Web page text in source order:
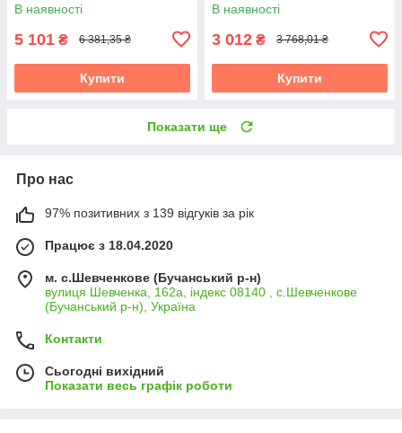
В наявності
5 101 ₴ 6 381,35 ₴
Купити
В наявності
3 012 ₴ 3 768,01 ₴
Купити
Показати ще
Про нас
97% позитивних з 139 відгуків за рік
Працює з 18.04.2020
м. с.Шевченкове (Бучанський р-н)
вулиця Шевченка, 162а, індекс 08140 , с.Шевченкове
(Бучанський р-н), Україна
Контакти
Сьогодні вихідний
Показати весь графік роботи